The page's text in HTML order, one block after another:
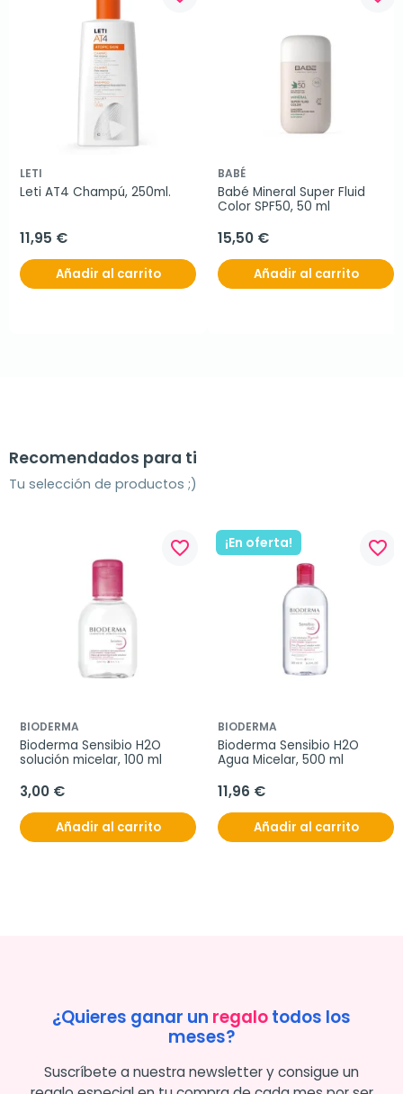
LETI
Leti AT4 Champú, 250ml.
11,95 €
Añadir al carrito
BABÉ
Babé Mineral Super Fluid
Color SPF50, 50 ml
15,50 €
Añadir al carrito
Recomendados para ti
Tu selección de productos ;)
favorite_border
BIODERMA
Bioderma Sensibio H2O
solución micelar, 100 ml
3,00 €
Añadir al carrito
¡En oferta! favorite_border
BIODERMA
Bioderma Sensibio H2O
Agua Micelar, 500 ml
11,96 €
Añadir al carrito
¿Quieres ganar un regalotodos los
meses?
Suscríbete a nuestra newsletter y consigue un